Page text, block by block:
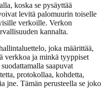
koska se pysäyttää
levitä palomuurin toiselle
verkoille. Verkon
kannalta.
joka määrittää,
verkkoa ja minkä tyyppiset
saapuvat
protokollaa, kohdetta,
jne. Tämän perusteella se joko